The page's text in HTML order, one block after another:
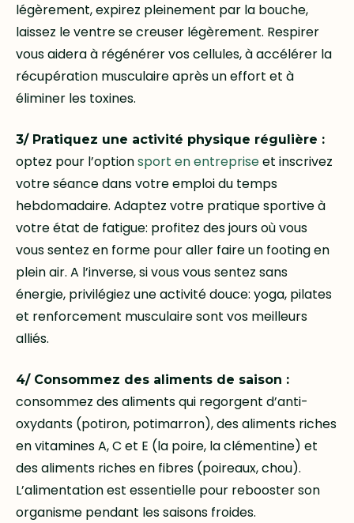
légèrement, expirez pleinement par la bouche,
laissez le ventre se creuser légèrement. Respirer
vous aidera à régénérer vos cellules, à accélérer la
récupération musculaire après un effort et à
éliminer les toxines.
3/ Pratiquez une activité physique régulière :
optez pour l’optionsport en entrepriseet inscrivez
votre séance dans votre emploi du temps
hebdomadaire. Adaptez votre pratique sportive à
votre état de fatigue: profitez des jours où vous
vous sentez en forme pour aller faire un footing en
plein air. A l’inverse, si vous vous sentez sans
énergie, privilégiez une activité douce: yoga, pilates
et renforcement musculaire sont vos meilleurs
alliés.
4/ Consommez des aliments de saison :
consommez des aliments qui regorgent d’anti-
oxydants (potiron, potimarron), des aliments riches
en vitamines A, C et E (la poire, la clémentine) et
des aliments riches en fibres (poireaux, chou).
L’alimentation est essentielle pour rebooster son
organisme pendant les saisons froides.